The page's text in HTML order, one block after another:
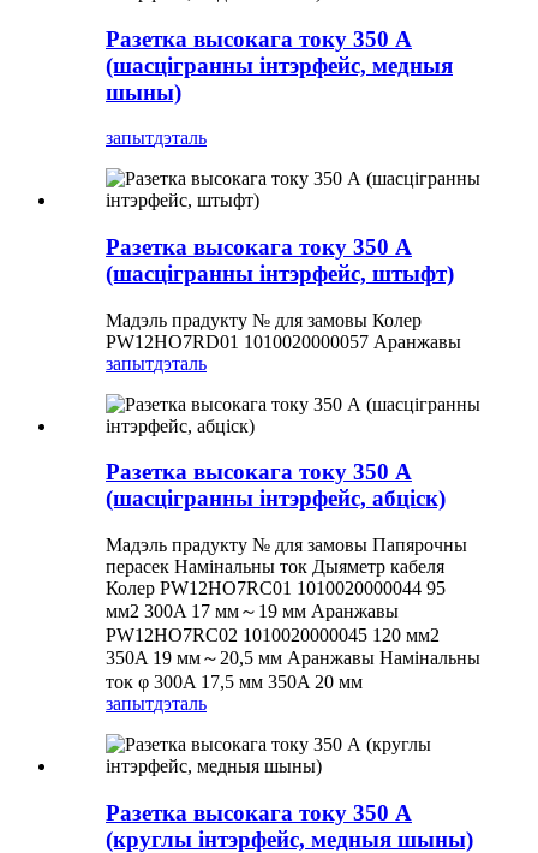
Разетка высокага току 350 А
(шасцігранны інтэрфейс, медныя
шыны)
запытдэталь
Разетка высокага току 350 А
(шасцігранны інтэрфейс, штыфт)
Мадэль прадукту № для замовы Колер
PW12HO7RD01 1010020000057 Аранжавы
запытдэталь
Разетка высокага току 350 А
(шасцігранны інтэрфейс, абціск)
Мадэль прадукту № для замовы Папярочны
перасек Намінальны ток Дыяметр кабеля
Колер PW12HO7RC01 1010020000044 95
мм2 300A 17 мм～19 мм Аранжавы
PW12HO7RC02 1010020000045 120 мм2
350A 19 мм～20,5 мм Аранжавы Намінальны
ток φ 300A 17,5 мм 350A 20 мм
запытдэталь
Разетка высокага току 350 А
(круглы інтэрфейс, медныя шыны)